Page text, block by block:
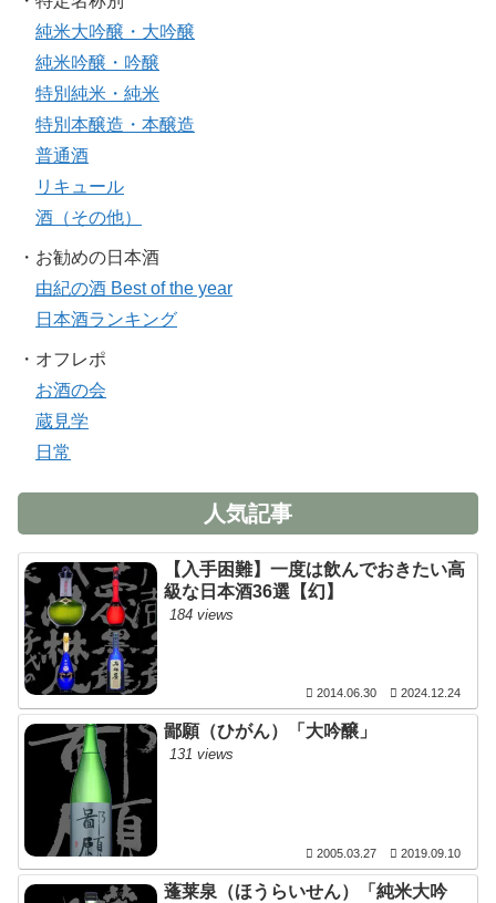
純米大吟醸・大吟醸
純米吟醸・吟醸
特別純米・純米
特別本醸造・本醸造
普通酒
リキュール
酒（その他）
・お勧めの日本酒
由紀の酒 Best of the year
日本酒ランキング
・オフレポ
お酒の会
蔵見学
日常
人気記事
【入手困難】一度は飲んでおきたい高
級な日本酒36選【幻】
184 views
2014.06.30 2024.12.24
鄙願（ひがん）「大吟醸」
131 views
2005.03.27 2019.09.10
蓬莱泉（ほうらいせん）「純米大吟